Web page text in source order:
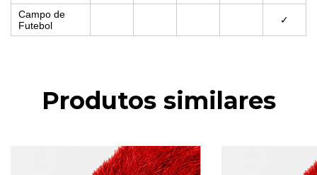
Campo de
Futebol
✓
Produtos similares